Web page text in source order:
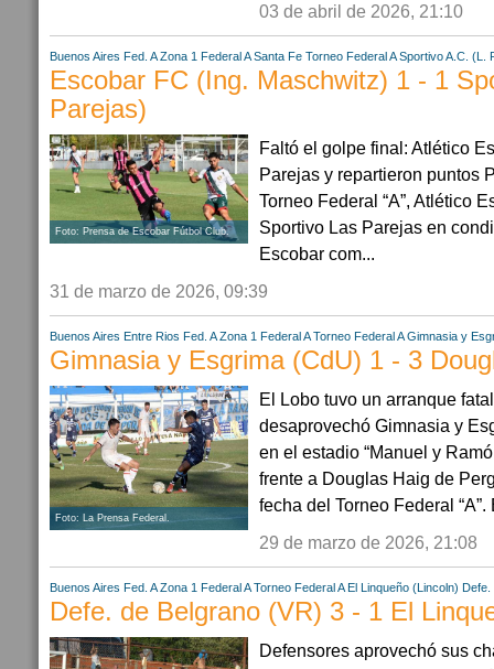
03 de abril de 2026, 21:10
Buenos Aires Fed. A Zona 1 Federal A Santa Fe Torneo Federal A Sportivo A.C. (L.
Escobar FC (Ing. Maschwitz) 1 - 1
Parejas)
Foto: Prensa de Escobar Fútbol Club.
Faltó el golpe final: Atlético
Parejas y repartieron puntos
Torneo Federal “A”, Atlético
Sportivo Las Parejas en
Escobar com...
31 de marzo de 2026, 09:39
Buenos Aires Entre Rios Fed. A Zona 1 Federal A Torneo Federal A Gimnasia y
Gimnasia y Esgrima (CdU) 1 - 3
Foto: La Prensa Federal.
El Lobo tuvo un arranque
desaprovechó Gimnasia y
en el estadio “Manuel y
frente a Douglas Haig de
fecha del Torneo Federal “A”.
29 de marzo de 2026, 21:08
Buenos Aires Fed. A Zona 1 Federal A Torneo Federal A El Linqueño (Lincoln)
Defe. de Belgrano (VR) 3 - 1 El
Defensores aprovechó sus